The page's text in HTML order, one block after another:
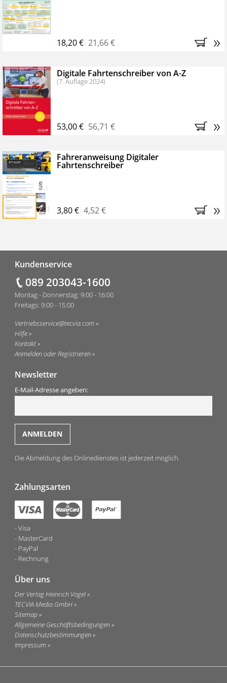
Bestellen Sie jetzt das VerkehrsRundschau Profipaket im
Kennenlern-Abo für zwei Monate (inkl. der derzeitig
Monaten brauchen Sie nichts weiter tun, das
Abonnement endet automatisch, es entstehen keine
weiteren Verpflichtungen.
18,20 € 21,66 € »
Digitale Fahrtenschreiber von A-Z
(7. Auflage 2024)
53,00 € 56,71 € »
Fahreranweisung Digitaler
Fahrtenschreiber
3,80 € 4,52 € »
Kundenservice
089 203043-1600
Montag - Donnerstag: 9:00 - 16:00
Freitags: 9:00 - 15:00
Vertriebsservice@tecvia.com
Hilfe
Kontakt
Anmelden oder Registrieren
Newsletter
E-Mail-Adresse angeben:
Die Abmeldung des Onlinedienstes ist jederzeit möglich.
Zahlungsarten
Visa
MasterCard
PayPal
Rechnung
Über uns
Der Verlag Heinrich Vogel
TECVIA Media GmbH
Sitemap
Allgemeine Geschäftsbedingungen
Datenschutzbestimmungen
Impressum